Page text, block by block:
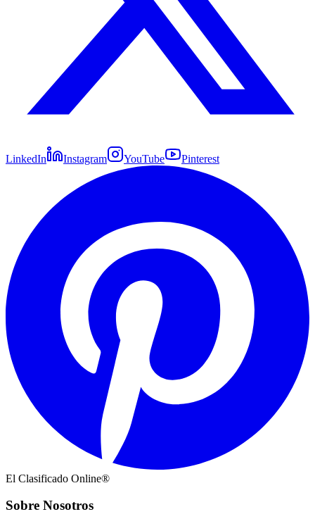
LinkedIn Instagram YouTube Pinterest
El Clasificado Online®
Sobre Nosotros